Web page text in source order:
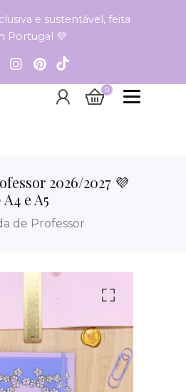
e sustentável, feita
Portugal 💜
0
2026/2027 💜
e A5
de Professor